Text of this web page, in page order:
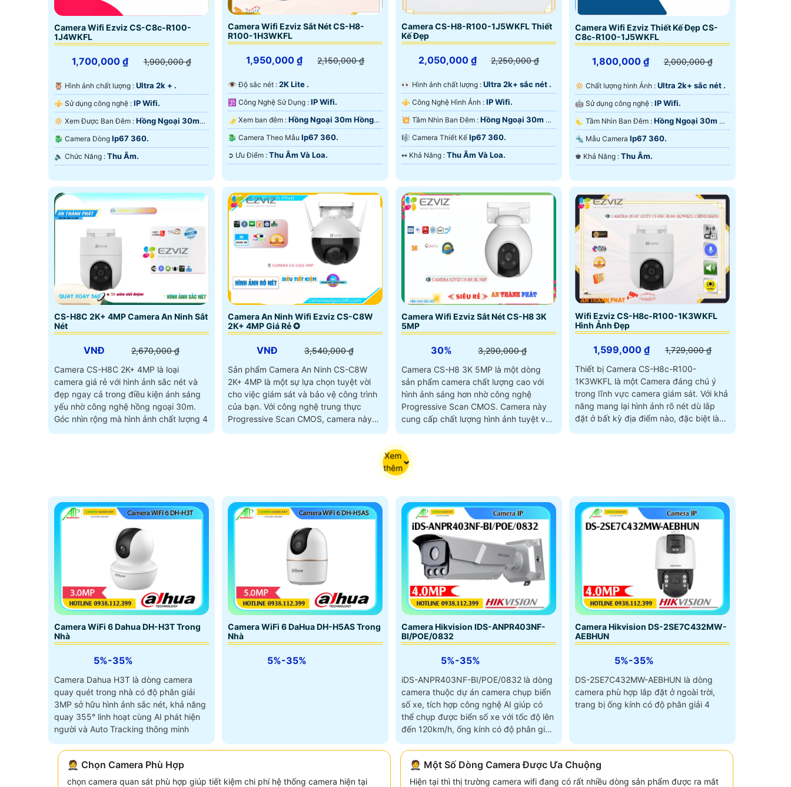
Camera Wifi Ezviz CS-C8c-R100-
1J4WKFL
1,700,000 ₫ 1,900,000 ₫
🦉 Hình ảnh chất lượng : Ultra 2k + .
⚜️ Sử dụng công nghệ : IP Wifi.
🔅 Xem Được Ban Đêm : Hồng Ngoại 30m
Hồng Ngoại SMD.
🐉️ Camera Dòng Ip67 360.
️🔈 Chức Năng : Thu Âm.
Camera Wifi Ezviz Sắt Nét CS-H8-
R100-1H3WKFL
1,950,000 ₫ 2,150,000 ₫
👁 Độ sắc nét : 2K Lite .
🕉️ Công Nghệ Sử Dụng : IP Wifi.
🌛 Xem ban đêm : Hồng Ngoại 30m Hồng
Ngoại Smart IR.
🐉️ Camera Theo Mẫu Ip67 360.
️➲ Ưu Điểm : Thu Âm Và Loa.
Camera CS-H8-R100-1J5WKFL Thiết
Kế Đẹp
2,050,000 ₫ 2,250,000 ₫
️👀 Hình ảnh chất lượng : Ultra 2k+ sắc nét .
⚜️ Công Nghệ Hình Ảnh : IP Wifi.
💥 Tầm Nhìn Ban Đêm : Hồng Ngoại 30m Có
Màu Ban Đêm.
🎼️ Camera Thiết Kế Ip67 360.
️↭ Khả Năng : Thu Âm Và Loa.
Camera Wifi Ezviz Thiết Kế Đẹp CS-
C8c-R100-1J5WKFL
1,800,000 ₫ 2,000,000 ₫
🔅 Chất lượng hình Ảnh : Ultra 2k+ sắc nét .
🤖️ Sử dụng công nghệ : IP Wifi.
🌜 Tầm Nhìn Ban Đêm : Hồng Ngoại 30m Có
Màu Ban Đêm.
🔩 Mẫu Camera Ip67 360.
️♚ Khả Năng : Thu Âm.
CS-H8C 2K+ 4MP Camera An Ninh Sắt
Nét
VNĐ
2,670,000 ₫
Camera CS-H8C 2K+ 4MP là loại
camera giá rẻ với hình ảnh sắc nét và
đẹp ngay cả trong điều kiện ánh sáng
yếu nhờ công nghệ hồng ngoại 30m.
Góc nhìn rộng mà hình ảnh chất lượng 4
Camera An Ninh Wifi Ezviz CS-C8W
2K+ 4MP Giá Rẻ ✪
VNĐ
3,540,000 ₫
Sản phẩm Camera An Ninh CS-C8W
2K+ 4MP là một sự lựa chọn tuyệt vời
cho việc giám sát và bảo vệ công trình
của bạn. Với công nghệ trung thực
Progressive Scan CMOS, camera này
cho...
Camera Wifi Ezviz Sắt Nét CS-H8 3K
5MP
30%
3,290,000 ₫
Camera CS-H8 3K 5MP là một dòng
sản phẩm camera chất lượng cao với
hình ảnh sáng hơn nhờ công nghệ
Progressive Scan CMOS. Camera này
cung cấp chất lượng hình ảnh tuyệt vời,
đặc...
Wifi Ezviz CS-H8c-R100-1K3WKFL
Hình Ảnh Đẹp
1,599,000 ₫
1,729,000 ₫
Thiết bị Camera CS-H8c-R100-
1K3WKFL là một Camera đáng chú ý
trong lĩnh vực camera giám sát. Với khả
năng mang lại hình ảnh rõ nét dù lắp
đặt ở bất kỳ địa điểm nào, đặc biệt là
Xem
thêm
Camera WiFi 6 Dahua DH-H3T Trong
Nhà
5%-35%
Camera Dahua H3T là dòng camera
quay quét trong nhà có độ phân giải
3MP sở hữu hình ảnh sắc nét, khả năng
quay 355° linh hoạt cùng AI phát hiện
người và Auto Tracking thông minh
Camera WiFi 6 DaHua DH-H5AS Trong
Nhà
5%-35%
Camera Hikvision IDS-ANPR403NF-
BI/POE/0832
5%-35%
iDS-ANPR403NF-BI/POE/0832 là dòng
camera thuộc dự án camera chụp biển
số xe, tích hợp công nghệ AI giúp có
thể chụp được biển số xe với tốc độ lên
đến 120km/h, ống kính có độ phân giải
Camera Hikvision DS-2SE7C432MW-
AEBHUN
5%-35%
DS-2SE7C432MW-AEBHUN là dòng
camera phù hợp lắp đặt ở ngoài trời,
trang bị ống kính có độ phân giải 4
🤵 Chọn Camera Phù Hợp
chọn camera quan sát phù hợp giúp tiết kiệm chi phí hệ thống camera hiện tại
🤵 Một Số Dòng Camera Được Ưa Chuộng
Hiện tại thì thị trường camera wifi đang có rất nhiều dòng sản phẩm được ra mắt